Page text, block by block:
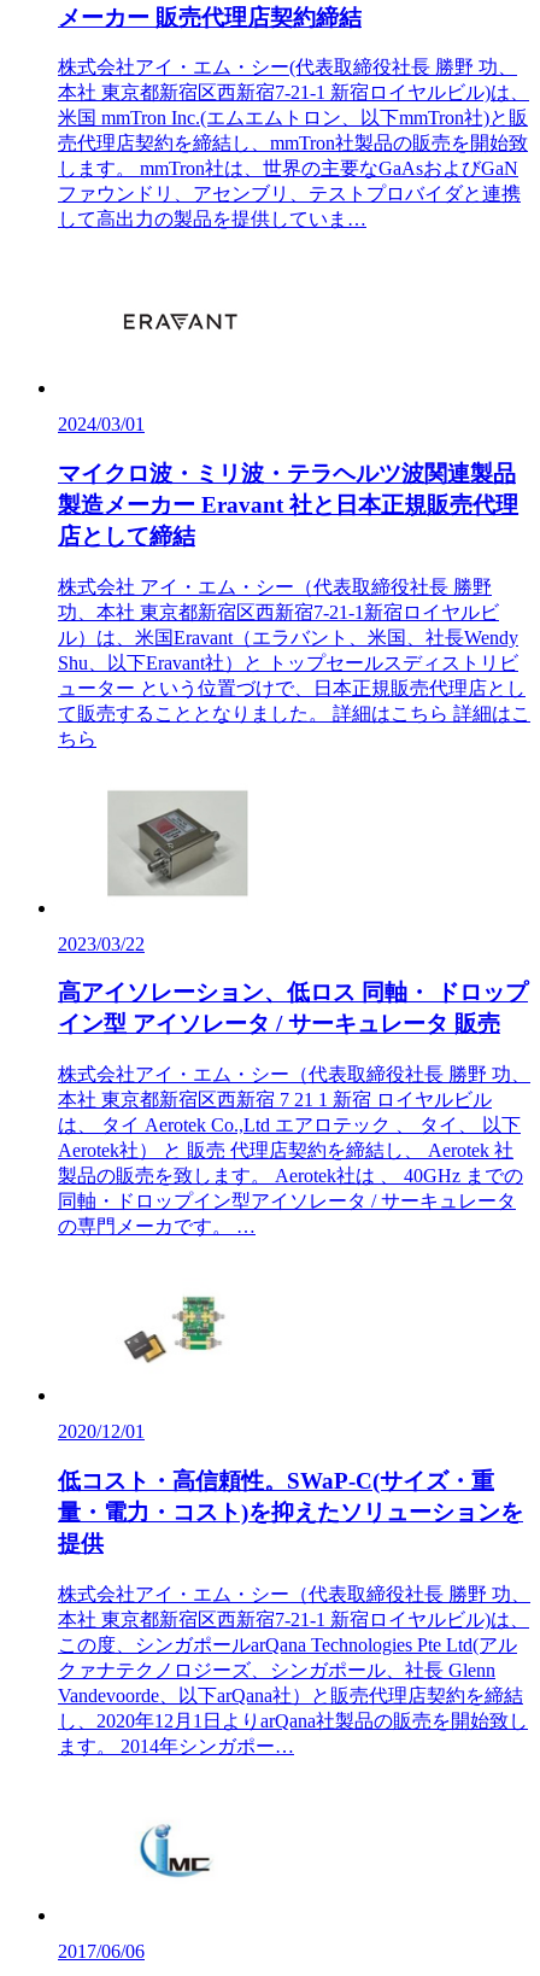
メーカー 販売代理店契約締結
株式会社アイ・エム・シー(代表取締役社長 勝野 功、
本社 東京都新宿区西新宿7-21-1 新宿ロイヤルビル)は、
米国 mmTron Inc.(エムエムトロン、以下mmTron社)と販
売代理店契約を締結し、mmTron社製品の販売を開始致
します。 mmTron社は、世界の主要なGaAsおよびGaN
ファウンドリ、アセンブリ、テストプロバイダと連携
して高出力の製品を提供していま…
2024/03/01
マイクロ波・ミリ波・テラヘルツ波関連製品
製造メーカー Eravant 社と日本正規販売代理
店として締結
株式会社 アイ・エム・シー（代表取締役社長 勝野
功、本社 東京都新宿区西新宿7-21-1新宿ロイヤルビ
ル）は、米国Eravant（エラバント、米国、社長Wendy
Shu、以下Eravant社）と トップセールスディストリビ
ューター という位置づけで、日本正規販売代理店とし
て販売することとなりました。 詳細はこちら 詳細はこ
ちら
2023/03/22
高アイソレーション、低ロス 同軸・ ドロップ
イン型 アイソレータ / サーキュレータ 販売
株式会社アイ・エム・シー（代表取締役社長 勝野 功、
本社 東京都新宿区西新宿 7 21 1 新宿 ロイヤルビル
は、 タイ Aerotek Co.,Ltd エアロテック 、 タイ、 以下
Aerotek社） と 販売 代理店契約を締結し、 Aerotek 社
製品の販売を致します。 Aerotek社は 、 40GHz までの
同軸・ドロップイン型アイソレータ / サーキュレータ
の専門メーカです。 …
2020/12/01
低コスト・高信頼性。SWaP-C(サイズ・重
量・電力・コスト)を抑えたソリューションを
提供
株式会社アイ・エム・シー（代表取締役社長 勝野 功、
本社 東京都新宿区西新宿7-21-1 新宿ロイヤルビル)は、
この度、シンガポールarQana Technologies Pte Ltd(アル
クァナテクノロジーズ、シンガポール、社長 Glenn
Vandevoorde、以下arQana社）と販売代理店契約を締結
し、2020年12月1日よりarQana社製品の販売を開始致し
ます。 2014年シンガポー…
2017/06/06